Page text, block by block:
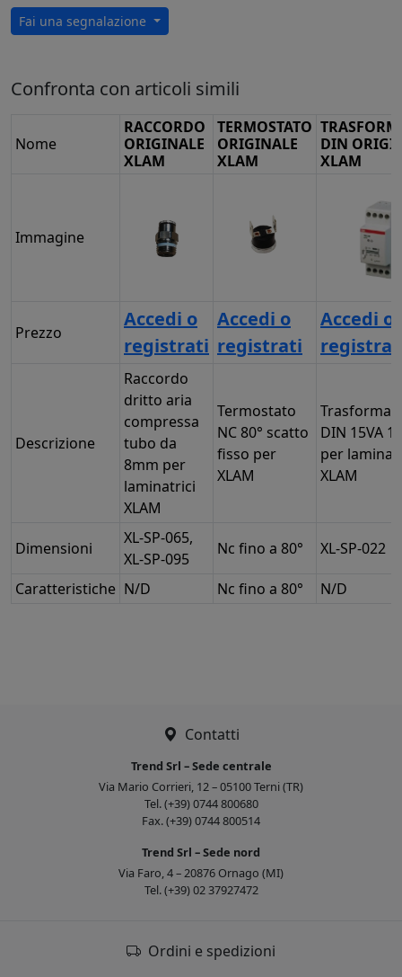
Fai una segnalazione
Confronta con articoli simili
Nome
RACCORDO
ORIGINALE
XLAM
TERMOSTATO
ORIGINALE
XLAM
DIN
XLAM
Immagine
Prezzo
Accedi o
registrati
Accedi o
registrati
Accedi o
Descrizione
Raccordo
dritto aria
compressa
tubo da
8mm per
laminatrici
XLAM
Termostato
NC 80° scatto
fisso per
XLAM
DIN 15VA
per
XLAM
Dimensioni
XL-SP-065,
XL-SP-095
Nc fino a 80° XL-SP-022
Caratteristiche N/D Nc fino a 80° N/D
Contatti
Trend Srl – Sede centrale
Via Mario Corrieri, 12 – 05100 Terni (TR)
Tel. (+39) 0744 800680
Fax. (+39) 0744 800514
Trend Srl – Sede nord
Via Faro, 4 – 20876 Ornago (MI)
Tel. (+39) 02 37927472
Ordini e spedizioni